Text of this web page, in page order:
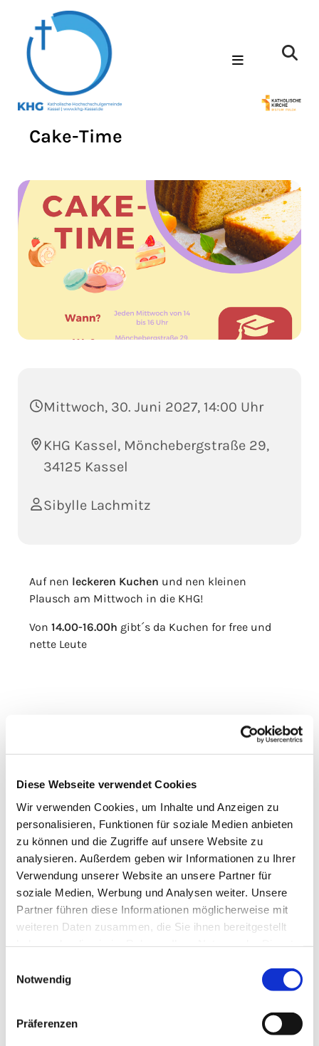
Diese Webseite verwendet Cookies
Wir verwenden Cookies, um Inhalte und Anzeigen zu
personalisieren, Funktionen für soziale Medien anbieten
zu können und die Zugriffe auf unsere Website zu
analysieren. Außerdem geben wir Informationen zu Ihrer
Verwendung unserer Website an unsere Partner für
soziale Medien, Werbung und Analysen weiter. Unsere
Partner führen diese Informationen möglicherweise mit
weiteren Daten zusammen, die Sie ihnen bereitgestellt
Notwendig
Präferenzen
Cake-Time
Mittwoch, 30. Juni 2027, 14:00 Uhr
KHG Kassel, Mönchebergstraße 29,
34125 Kassel
Sibylle Lachmitz
Auf nen leckeren Kuchen und nen kleinen
Plausch am Mittwoch in die KHG!
Von 14.00-16.00h gibt´s da Kuchen for free und
nette Leute
Dies könnte Sie auch